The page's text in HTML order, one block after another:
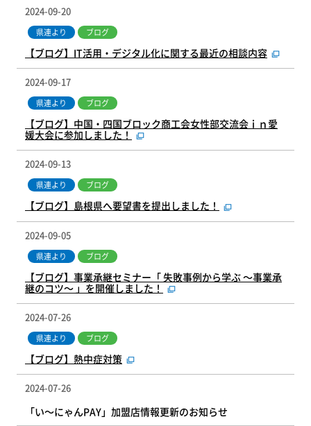
2024-09-20
県連より ブログ
【ブログ】IT活用・デジタル化に関する最近の相談内容
2024-09-17
県連より ブログ
【ブログ】中国・四国ブロック商工会女性部交流会ｉｎ愛
媛大会に参加しました！
2024-09-13
県連より ブログ
【ブログ】島根県へ要望書を提出しました！
2024-09-05
県連より ブログ
【ブログ】事業承継セミナー「 失敗事例から学ぶ ～事業承
継のコツ～ 」を開催しました！
2024-07-26
県連より ブログ
【ブログ】熱中症対策
2024-07-26
「い～にゃんPAY」加盟店情報更新のお知らせ